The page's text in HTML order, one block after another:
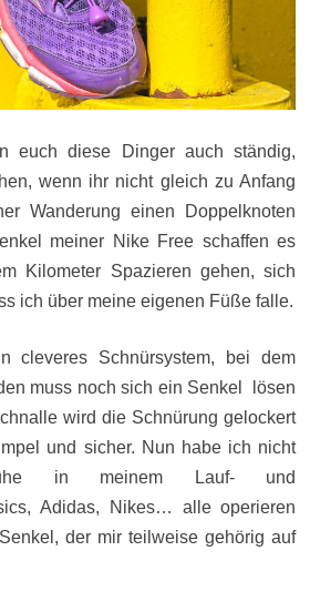
euch diese Dinger auch ständig,
wenn ihr nicht gleich zu Anfang
Wanderung einen Doppelknoten
meiner Nike Free schaffen es
Kilometer Spazieren gehen, sich
ich über meine eigenen Füße falle.
cleveres Schnürsystem, bei dem
muss noch sich ein Senkel lösen
wird die Schnürung gelockert
und sicher. Nun habe ich nicht
in meinem Lauf- und
Adidas, Nikes… alle operieren
der mir teilweise gehörig auf